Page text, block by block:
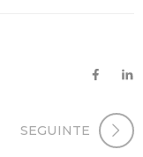
SEGUINTE